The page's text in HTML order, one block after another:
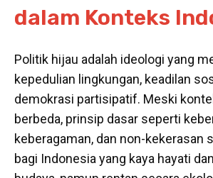
dalam Konteks
Politik hijau adalah ideologi yang
kepedulian lingkungan, keadilan
demokrasi partisipatif. Meski
berbeda, prinsip dasar seperti
keberagaman, dan non-kekerasan
bagi Indonesia yang kaya hayati